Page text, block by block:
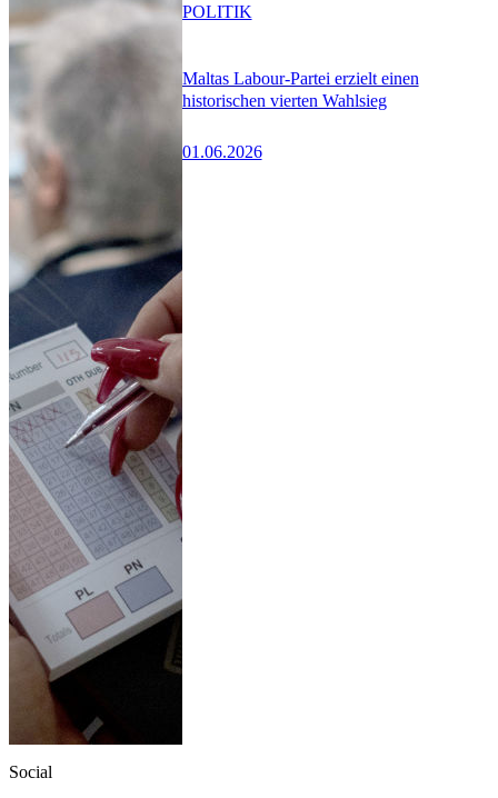
Maltas Labour-Partei erzielt einen
historischen vierten Wahlsieg
01.06.2026
POLITIK
Social